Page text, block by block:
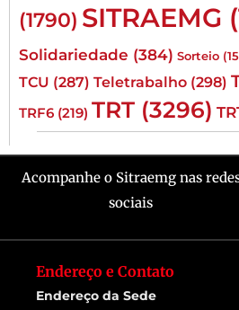
(1790) SITRAEMG
Solidariedade (384) Sorteio
TCU (287) Teletrabalho (298)
TRF6 (219) TRT (3296)
Acompanhe o Sitraemg nas
sociais
Endereço e Contato
Endereço da Sede